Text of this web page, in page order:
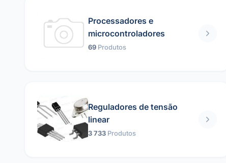
Processadores e
microcontroladores
69 Produtos
Reguladores de tensão
linear
3 733 Produtos